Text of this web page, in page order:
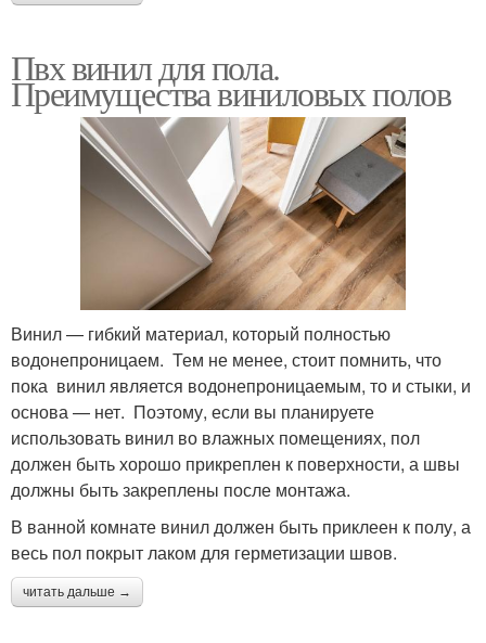
Пвх винил для пола.
Преимущества виниловых полов
Винил — гибкий материал, который полностью
водонепроницаем. Тем не менее, стоит помнить, что
пока винил является водонепроницаемым, то и стыки, и
основа — нет. Поэтому, если вы планируете
использовать винил во влажных помещениях, пол
должен быть хорошо прикреплен к поверхности, а швы
должны быть закреплены после монтажа.
В ванной комнате винил должен быть приклеен к полу, а
весь пол покрыт лаком для герметизации швов.
читать дальше →